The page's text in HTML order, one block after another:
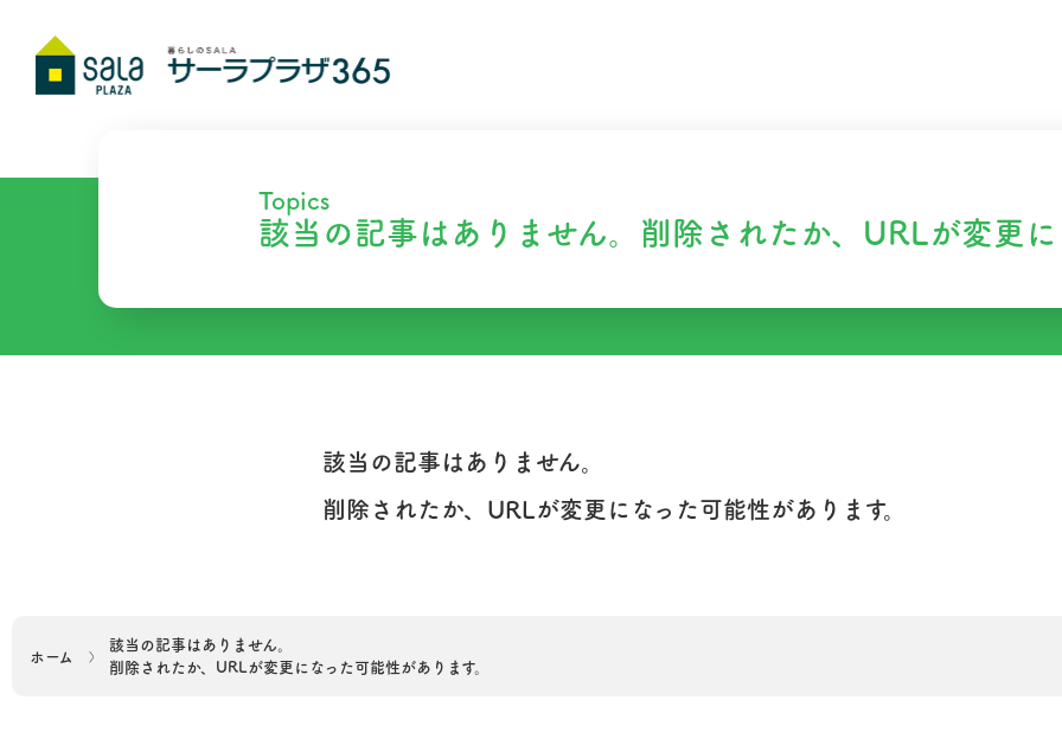
Topics
該当の記事はありません。削除されたか、URLが変更
該当の記事はありません。
削除されたか、URLが変更になった可能性があります。
ホーム
該当の記事はありません。
削除されたか、URLが変更になった可能性があります。